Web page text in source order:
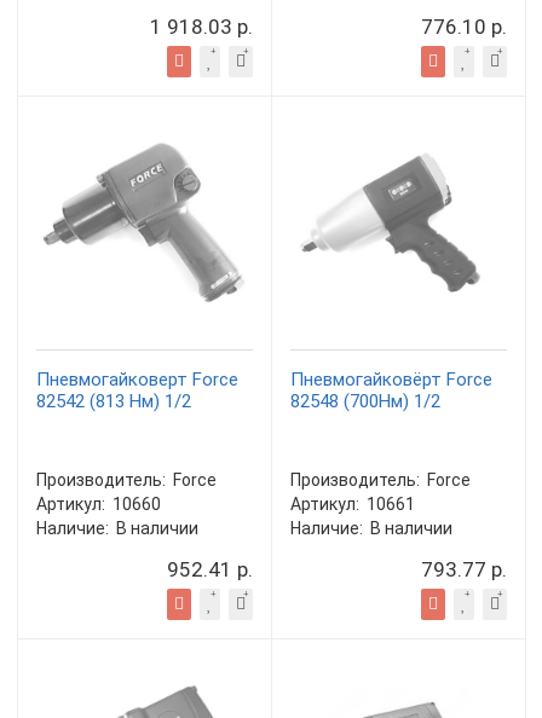
1 918.03 р. 776.10 р.
Пневмогайковерт Force
82542 (813 Нм) 1/2
Производитель: Force
Артикул: 10660
Наличие: В наличии
952.41 р.
Пневмогайковёрт Force
82548 (700Нм) 1/2
Производитель: Force
Артикул: 10661
Наличие: В наличии
793.77 р.